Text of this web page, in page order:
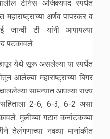
टेनिस अजिंक्यपद स्पर्धेत
अर्णव पापरकर व
जान्वी टी यांनी आपापल्या
पटकावले.
येथे सूरू असलेल्या या स्पर्धेत
आलेल्या महाराष्ट्राच्या बिगर
सामन्यात आपल्या राज्य
सहिताला 2-6, 6-3, 6-2 असा
मुलींच्या गटात कर्नाटकच्या
तेलंगणाच्या नवव्या मानांकीत